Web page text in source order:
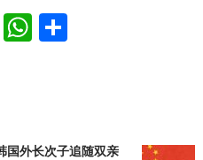
EmailWhatsApp
国外长次子追随双亲